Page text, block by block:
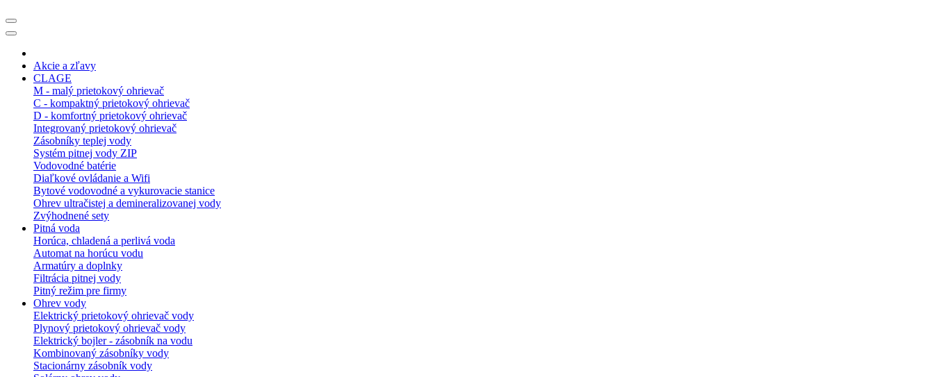
Akcie a zľavy
CLAGE
M - malý prietokový ohrievač
C - kompaktný prietokový ohrievač
D - komfortný prietokový ohrievač
Integrovaný prietokový ohrievač
Zásobníky teplej vody
Systém pitnej vody ZIP
Vodovodné batérie
Diaľkové ovládanie a Wifi
Bytové vodovodné a vykurovacie stanice
Ohrev ultračistej a demineralizovanej vody
Zvýhodnené sety
Pitná voda
Horúca, chladená a perlivá voda
Automat na horúcu vodu
Armatúry a doplnky
Filtrácia pitnej vody
Pitný režim pre firmy
Ohrev vody
Elektrický prietokový ohrievač vody
Plynový prietokový ohrievač vody
Elektrický bojler - zásobník na vodu
Kombinovaný zásobníky vody
Stacionárny zásobník vody